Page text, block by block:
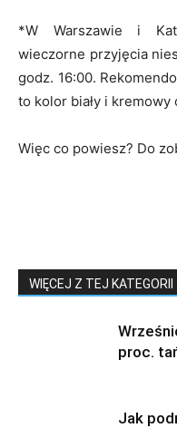
*W Warszawie i
wieczorne przyjęcia
godz. 16:00.
to kolor biały i kremowy
Więc co powiesz? Do
WIĘCEJ Z TEJ KATEGORII
proc.
Jak